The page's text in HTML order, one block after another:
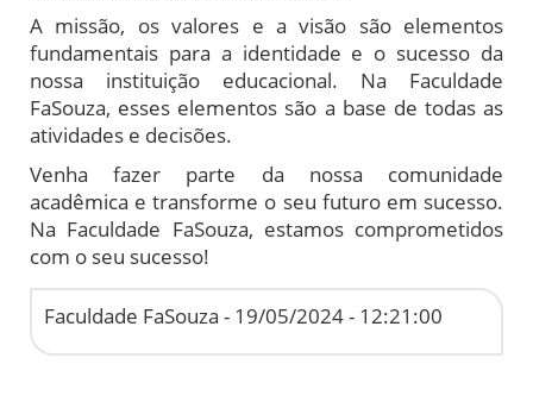
A missão, os valores e a visão são elementos
fundamentais para a identidade e o sucesso da
nossa instituição educacional. Na Faculdade
FaSouza, esses elementos são a base de todas as
atividades e decisões.
Venha fazer parte da nossa comunidade
acadêmica e transforme o seu futuro em sucesso.
Na Faculdade FaSouza, estamos comprometidos
com o seu sucesso!
Faculdade FaSouza - 19/05/2024 - 12:21:00